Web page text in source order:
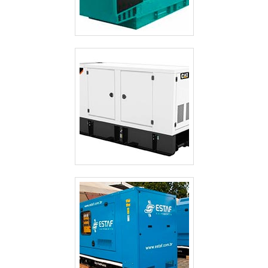
ALUGUEL DE GERADOR DE ENERGIA VALOR GUARULHOS
ALUGUEL DE GERADOR DE ENERGIA SP
ALUGUEL DE GERADOR DE ENERGIA PREÇO SÃO PAULO
ALUGUEL DE GERADOR DE ENERGIA PREÇO GUARULHOS
ALUGUEL DE GERADOR DE ENERGIA PARA FESTAS PREÇO SÃO PAULO
ALUGUEL DE GERADOR DE ENERGIA GUARULHOS
ALUGUEL DE GERADOR DE ENERGIA EM SÃO JOSE DOS CAMPOS
ALUGUEL DE GERADOR DE ENERGIA EM GUARULHOS
ALUGUEL DE GERADOR DE ENERGIA ELÉTRICA
ALUGUEL DE GERADOR DE ENERGIA CAMPINAS
ALUGUEL DE GERADOR DE ENERGIA A DIESEL
ALUGUEL DE GERADOR DE ENERGIA A DIESEL SÃO PAULO
ALUGUEL DE GERADOR DE EMERGÊNCIA
ALUGUEL DE GERADOR DE EMERGÊNCIA GUARULHOS
ALUGUEL DE GERADOR 500 KVA